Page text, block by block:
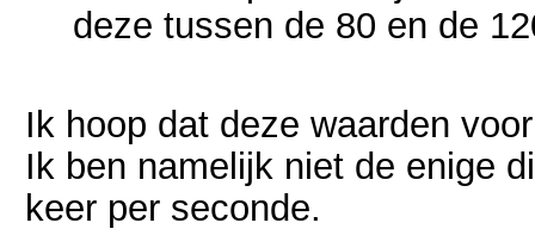
deze tussen de 80 en de
Ik hoop dat deze waarden
Ik ben namelijk niet de enige
keer per seconde.